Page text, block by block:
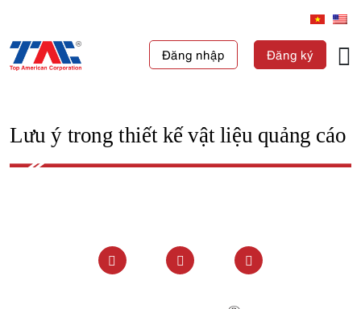
Đăng nhập Đăng ký
Lưu ý trong thiết kế vật liệu quảng cáo